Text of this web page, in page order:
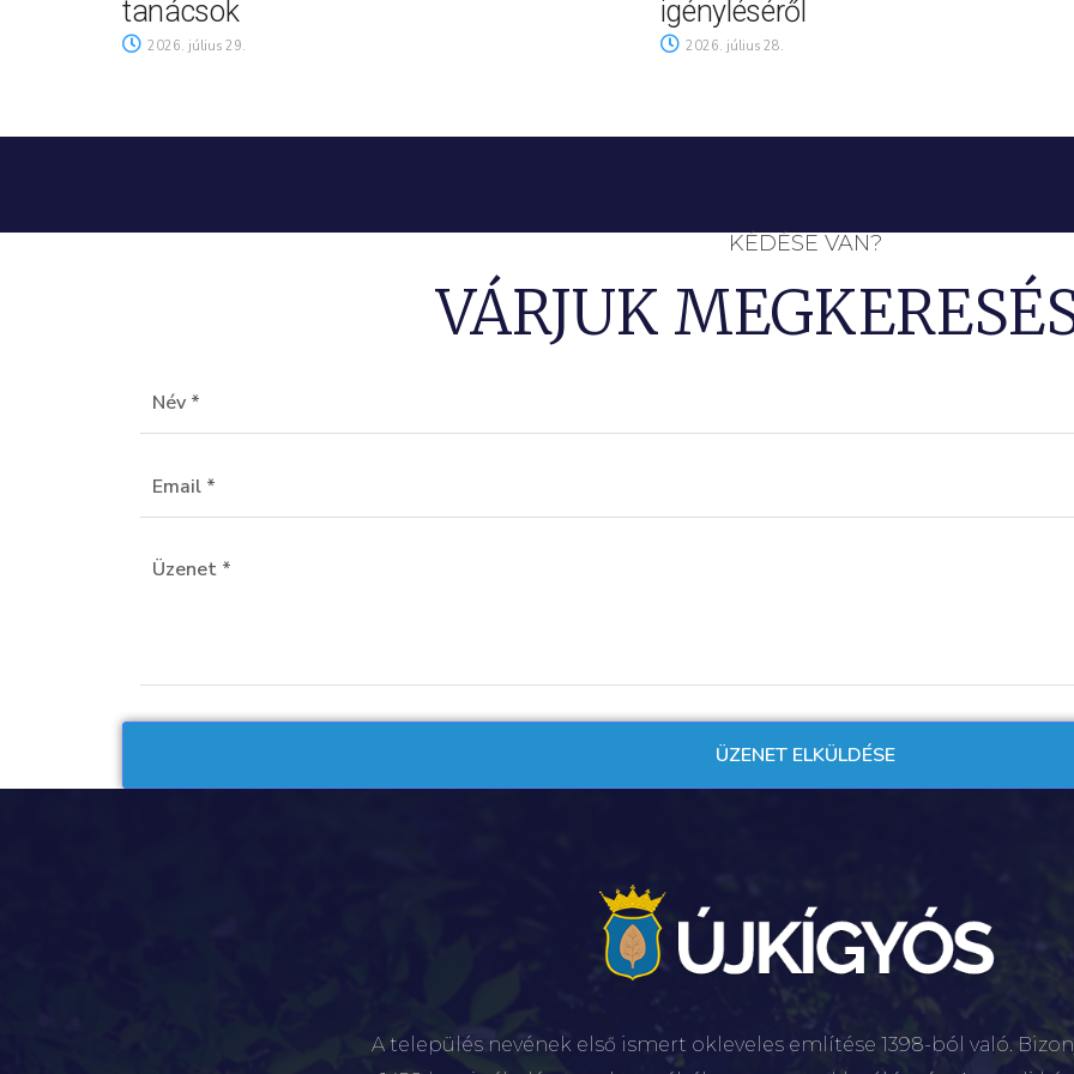
tanácsok
2026. július 29.
igényléséről
2026. július 28.
KÉDÉSE VAN?
VÁRJUK
A település nevének első ismert okleveles említése 1398-ból való.